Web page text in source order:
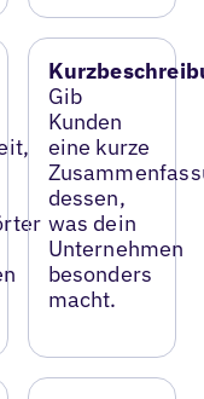
Gib
Kunden
eine kurze
dessen,
was dein
Unternehmen
besonders
macht.